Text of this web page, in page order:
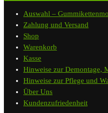
Auswahl –
Zahlung und Versand
Shop
Warenkorb
Kasse
Hinweise zur Demontage,
Hinweise zur Pflege und
Über Uns
Kundenzufriedenheit